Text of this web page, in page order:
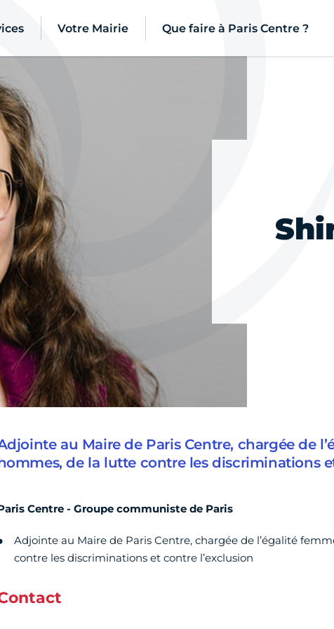
Votre Mairie Que faire à Paris Centre ?
au Maire de Paris Centre, chargée de
de la lutte contre les discriminations
Centre - Groupe communiste de Paris
Adjointe au Maire de Paris Centre, chargée de l’égalité
contre les discriminations et contre l’exclusion